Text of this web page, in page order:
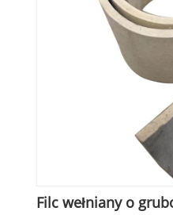
Filc wełniany o